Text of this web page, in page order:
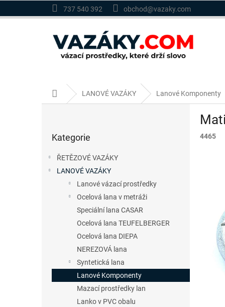
737 540 392 obchod@vazaky.com
Domů LANOVÉ VAZÁKY Lanové Komponenty
kategorie
Kategorie
ŘETĚZOVÉ VAZÁKY
LANOVÉ VAZÁKY
Lanové vázací prostředky
Ocelová lana v metráži
Speciální lana CASAR
Ocelová lana TEUFELBERGER
Ocelová lana DIEPA
NEREZOVÁ lana
Syntetická lana
Lanové Komponenty
Mazací prostředky lan
Lanko v PVC obalu
4465